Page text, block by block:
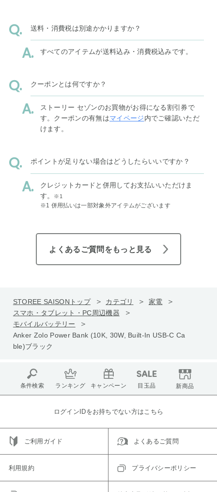
送料・消費税は別途かかりますか？
すべてのアイテムが送料込み・消費税込みです。
クーポンとは何ですか？
ストーリー セゾンのお買物がお得になる割引券で
す。クーポンの有無はマイページ内でご確認いただ
けます。
ポイントが足りない場合はどうしたらいいですか？
クレジットカードと併用してお支払いいただけま
す。
※1
※1 併用払いは一部対象外アイテムがございます
よくあるご質問をもっと見る
STOREE SAISONトップ カテゴリ
家電
スマホ・タブレット・PC周辺機器
モバイルバッテリー
Anker Zolo Power Bank (10K, 30W, Built-In USB-C Ca
ble)ブラック
条件検索 ランキング キャンペーン 目玉品 新商品
ログインIDをお持ちでない方はこちら
ご利用ガイド よくあるご質問
利用規約 プライバシーポリシー